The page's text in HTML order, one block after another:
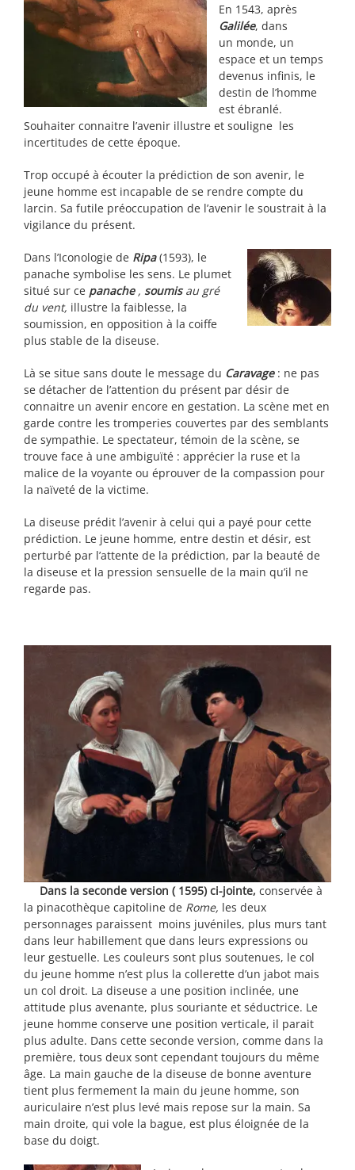
En 1543, après
Galilée, dans
un monde, un
espace et un temps
devenus infinis, le
destin de l’homme
est ébranlé.
Souhaiter connaitre l’avenir illustre et souligne les
incertitudes de cette époque.
Trop occupé à écouter la prédiction de son avenir, le
jeune homme est incapable de se rendre compte du
larcin. Sa futile préoccupation de l’avenir le soustrait à la
vigilance du présent.
Dans l’Iconologie de Ripa(1593), le
panache symbolise les sens. Le plumet
situé sur ce panache, soumisau gré
du vent, illustre la faiblesse, la
soumission, en opposition à la coiffe
plus stable de la diseuse.
Là se situe sans doute le message du Caravage : ne pas
se détacher de l’attention du présent par désir de
connaitre un avenir encore en gestation. La scène met en
garde contre les tromperies couvertes par des semblants
de sympathie. Le spectateur, témoin de la scène, se
trouve face à une ambiguïté : apprécier la ruse et la
malice de la voyante ou éprouver de la compassion pour
la naïveté de la victime.
La diseuse prédit l’avenir à celui qui a payé pour cette
prédiction. Le jeune homme, entre destin et désir, est
perturbé par l’attente de la prédiction, par la beauté de
la diseuse et la pression sensuelle de la main qu’il ne
regarde pas.
Dans la seconde version ( 1595) ci-jointe, conservée à
la pinacothèque capitoline de Rome, les deux
personnages paraissent moins juvéniles, plus murs tant
dans leur habillement que dans leurs expressions ou
leur gestuelle. Les couleurs sont plus soutenues, le col
du jeune homme n’est plus la collerette d’un jabot mais
un col droit. La diseuse a une position inclinée, une
attitude plus avenante, plus souriante et séductrice. Le
jeune homme conserve une position verticale, il parait
plus adulte. Dans cette seconde version, comme dans la
première, tous deux sont cependant toujours du même
âge. La main gauche de la diseuse de bonne aventure
tient plus fermement la main du jeune homme, son
auriculaire n’est plus levé mais repose sur la main. Sa
main droite, qui vole la bague, est plus éloignée de la
base du doigt.